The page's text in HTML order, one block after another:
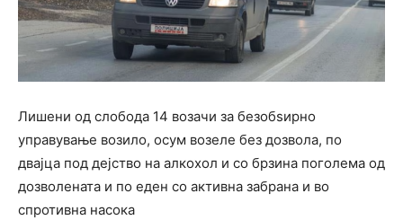
Лишени од слобода 14 возачи за безобѕирно
управување возило, осум возеле без дозвола, по
двајца под дејство на алкохол и со брзина поголема од
дозволената и по еден со активна забрана и во
спротивна насока